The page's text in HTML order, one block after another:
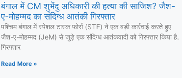
बंगाल में CM शुभेंदु अधिकारी की हत्या की साजिश? जैश-
ए-मोहम्मद का संदिग्ध आतंकी गिरफ्तार
पश्चिम बंगाल में स्पेशल टास्क फोर्स (STF) ने एक बड़ी कार्रवाई करते हुए
जैश-ए-मोहम्मद (JeM) से जुड़े एक संदिग्ध आतंकवादी को गिरफ्तार किया है.
गिरफ्तार
Read More »